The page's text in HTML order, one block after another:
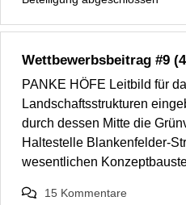
Wettbewerbsbeitrag #9
PANKE HÖFE Leitbild für
Landschaftsstrukturen
durch dessen Mitte die
Haltestelle Blankenfelder-
wesentlichen
15 Kommentare